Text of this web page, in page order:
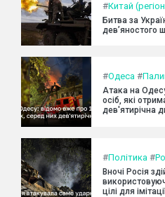
#Китай
Битва за
дев’яностого
#Одеса #
Атака на
осіб, які
дев'ятирічна
#Політика #
Вночі Росія
цілі для